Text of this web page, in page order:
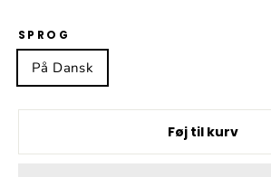
SPROG
På Dansk
Føj til kurv